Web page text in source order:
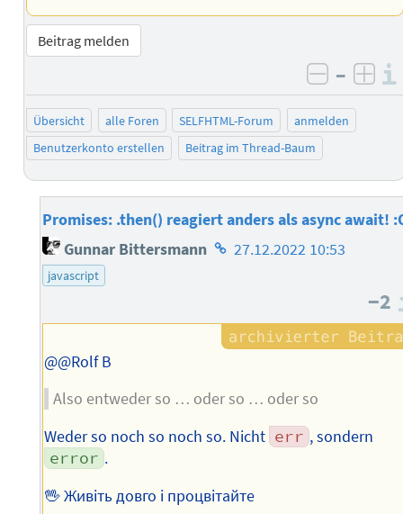
Beitrag melden
negativ
–
Übersicht alle Foren SELFHTML-Forum
anmelden
Benutzerkonto erstellen
Beitrag im Thread-Baum
Promises: .then() reagiert anders als async await!
Gunnar Bittersmann Homepage
27.12.2022 10:53
javascript
−2
@@Rolf B
Also entweder so … oder so … oder so
Weder so noch so noch so. Nicht err , sondern
error .
🖖 Живіть довго і процвітайте